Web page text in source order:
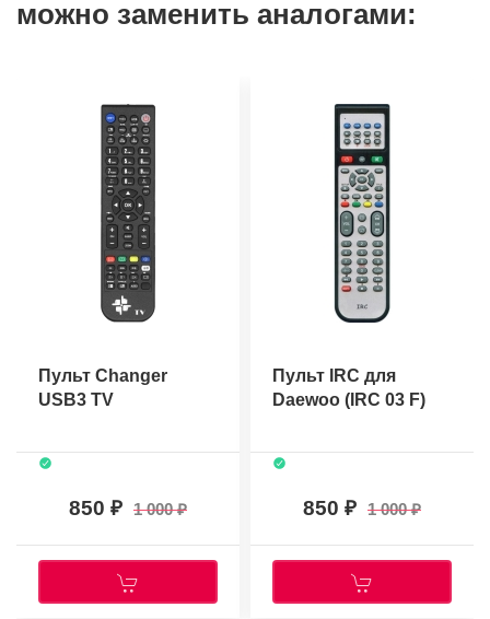
можно заменить аналогами:
Пульт Changer
USB3 TV
850 1 000
Пульт IRC для
Daewoo (IRC 03 F)
850 1 000